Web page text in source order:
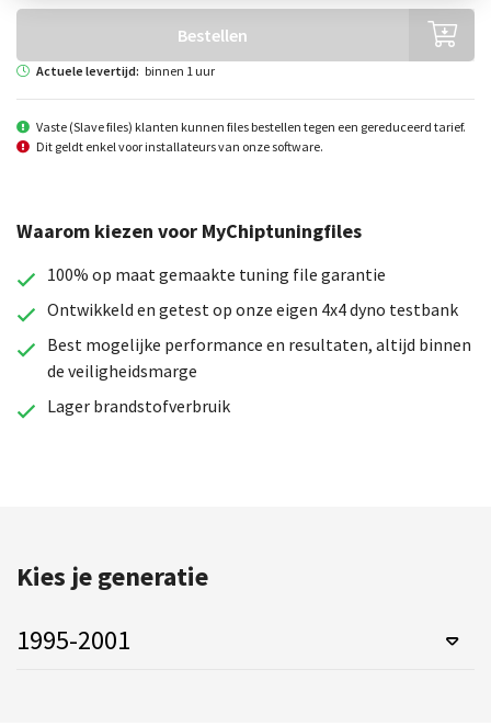
Bestellen
Actuele levertijd: binnen 1 uur
Vaste (Slave files) klanten kunnen files bestellen tegen een gereduceerd tarief.
Dit geldt enkel voor installateurs van onze software.
Waarom kiezen voor MyChiptuningfiles
100% op maat gemaakte tuning file garantie
Ontwikkeld en getest op onze eigen 4x4 dyno testbank
Best mogelijke performance en resultaten, altijd binnen
de veiligheidsmarge
Lager brandstofverbruik
Kies je generatie
1995-2001